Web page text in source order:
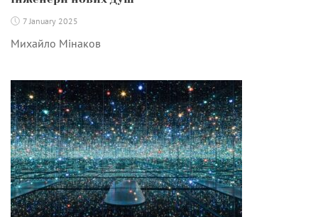
7 January 2025
Михайло Мінаков